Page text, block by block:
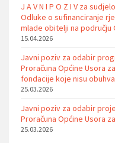
J A V N I P O Z I V za
Odluke o sufinanciranje
mlade obitelji na području
15.04.2026
Javni poziv za odabir
Proračuna Općine Usora
fondacije koje nisu
25.03.2026
Javni poziv za odabir
Proračuna Općine Usora
25.03.2026